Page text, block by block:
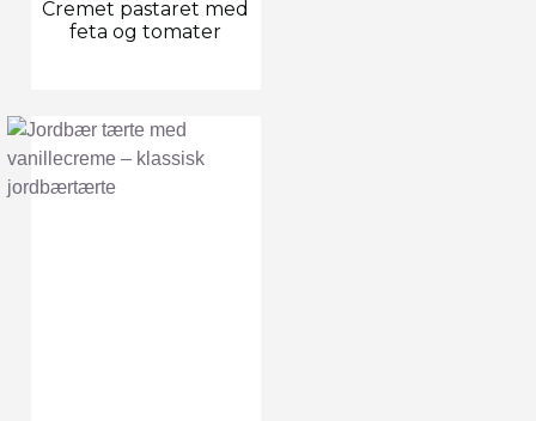
Cremet pastaret med
feta og tomater